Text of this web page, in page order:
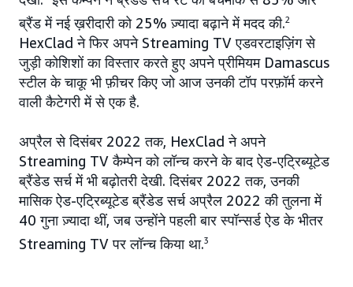
ब्रैंड में नई ख़रीदारी को 25% ज़्यादा बढ़ाने में मदद की.2
HexClad ने फिर अपने Streaming TV एडवरटाइज़िंग से
जुड़ी कोशिशों का विस्तार करते हुए अपने प्रीमियम Damascus
स्टील के चाकू भी फ़ीचर किए जो आज उनकी टॉप परफ़ॉर्म करने
वाली कैटेगरी में से एक है.
अप्रैल से दिसंबर 2022 तक, HexClad ने अपने
Streaming TV कैम्पेन को लॉन्च करने के बाद ऐड-एट्रिब्यूटेड
ब्रैंडेड सर्च में भी बढ़ोतरी देखी. दिसंबर 2022 तक, उनकी
मासिक ऐड-एट्रिब्यूटेड ब्रैंडेड सर्च अप्रैल 2022 की तुलना में
40 गुना ज़्यादा थीं, जब उन्होंने पहली बार स्पॉन्सर्ड ऐड के भीतर
Streaming TV पर लॉन्च किया था.3